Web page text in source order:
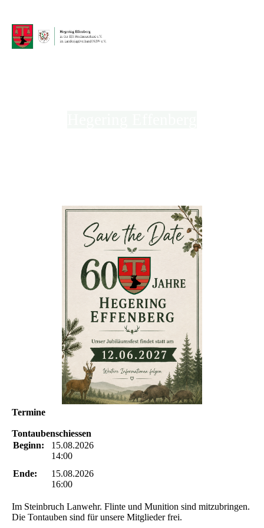
Termine
Tontaubenschiessen
Beginn:
15.08.2026
14:00
Ende:
15.08.2026
16:00
Im Steinbruch Lanwehr. Flinte und Munition sind mitzubringen.
Die Tontauben sind für unsere Mitglieder frei.